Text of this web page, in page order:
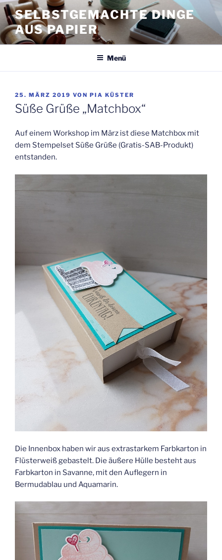
Zum
Inhalt
springen
SELBSTGEMACHTE DINGE
AUS PAPIER
Menü
VERÖFFENTLICHT
AM
25. MÄRZ 2019 VON PIA KÜSTER
Süße Grüße „Matchbox“
Auf einem Workshop im März ist diese Matchbox mit
dem Stempelset Süße Grüße (Gratis-SAB-Produkt)
entstanden.
Die Innenbox haben wir aus extrastarkem Farbkarton in
Flüsterweiß gebastelt. Die äußere Hülle besteht aus
Farbkarton in Savanne, mit den Auflegern in
Bermudablau und Aquamarin.